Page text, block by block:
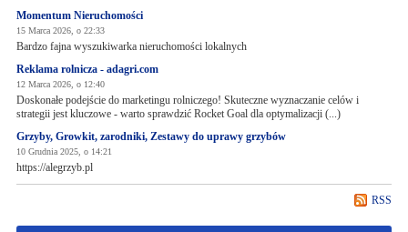
Momentum Nieruchomości
15 Marca 2026, o 22:33
Bardzo fajna wyszukiwarka nieruchomości lokalnych
Reklama rolnicza - adagri.com
12 Marca 2026, o 12:40
Doskonałe podejście do marketingu rolniczego! Skuteczne wyznaczanie celów i
strategii jest kluczowe - warto sprawdzić Rocket Goal dla optymalizacji (...)
Grzyby, Growkit, zarodniki, Zestawy do uprawy grzybów
10 Grudnia 2025, o 14:21
https://alegrzyb.pl
RSS